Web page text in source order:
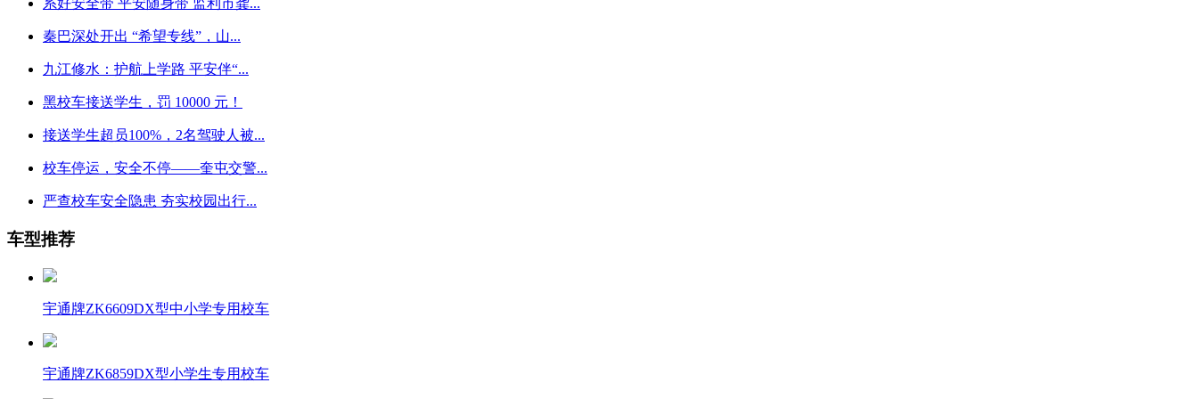
系好安全带 平安随身带 监利市龚...
秦巴深处开出 “希望专线”，山...
九江修水：护航上学路 平安伴“...
黑校车接送学生，罚 10000 元！
接送学生超员100%，2名驾驶人被...
校车停运，安全不停——奎屯交警...
严查校车安全隐患 夯实校园出行...
车型推荐
宇通牌ZK6609DX型中小学专用校车
宇通牌ZK6859DX型小学生专用校车